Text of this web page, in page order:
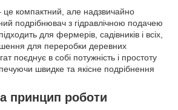
компактний, але надзвичайно
подрібнювач з гідравлічною подачею
для фермерів, садівників і всіх,
для переробки деревних
поєднує в собі потужність і простоту
швидке та якісне подрібнення
принцип роботи